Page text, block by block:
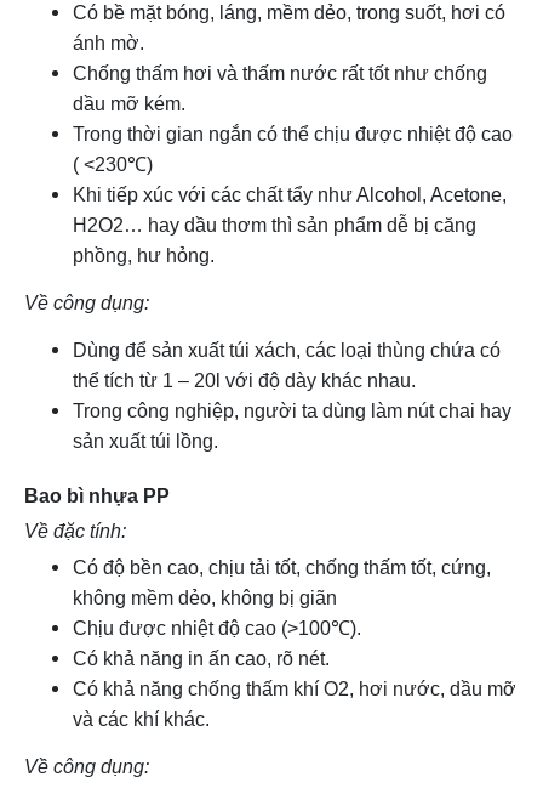
Có bề mặt bóng, láng, mềm dẻo, trong suốt, hơi có
ánh mờ.
Chống thấm hơi và thấm nước rất tốt như chống
dầu mỡ kém.
Trong thời gian ngắn có thể chịu được nhiệt độ cao
( <230℃)
Khi tiếp xúc với các chất tẩy như Alcohol, Acetone,
H2O2… hay dầu thơm thì sản phẩm dễ bị căng
phồng, hư hỏng.
Về công dụng:
Dùng để sản xuất túi xách, các loại thùng chứa có
thể tích từ 1 – 20l với độ dày khác nhau.
Trong công nghiệp, người ta dùng làm nút chai hay
sản xuất túi lồng.
Bao bì nhựa PP
Về đặc tính:
Có độ bền cao, chịu tải tốt, chống thấm tốt, cứng,
không mềm dẻo, không bị giãn
Chịu được nhiệt độ cao (>100℃).
Có khả năng in ấn cao, rõ nét.
Có khả năng chống thấm khí O2, hơi nước, dầu mỡ
và các khí khác.
Về công dụng: